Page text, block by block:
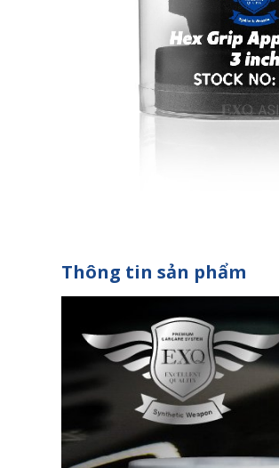
Thông tin sản phẩm